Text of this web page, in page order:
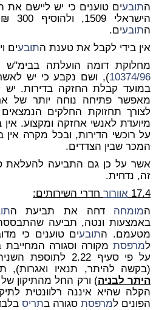
התובעים טוענים כי יש ליישם
התובעים.
אין בידי לקבל את טענת התובעים
מחלוקת דומה הועלתה בבימ"ש
10374/96), ושם נקבע כי יש
במועד קבלת החזקה בדירות.
מאפשר פתיחה נוחה יותר של
לצורך תחזוקת החלקים
מיועדת לאנשי אחזקה ומקצוע.
על רוכשי הדירות, ובכל מקרה
המכר שבין הצדדים.
אשר על כן גם התביעה להעלאת
זה, נדחית.
17.4 אוורורחדרי השירותים:
המומחה דחה את תביעת ה
באמצעות ונטה, תביעה
מטעמם. התובעים טוענים כי
למרפסתמקורה וסגורה המחייבת
על פי סעיף 2.22
(בקשה להיתר, תנאיו ואגרות), תש"ל-1970
היתר לבניה
הקלה שהיא איננה רלוונטית
הפונים למרפסתסגורה בתריס